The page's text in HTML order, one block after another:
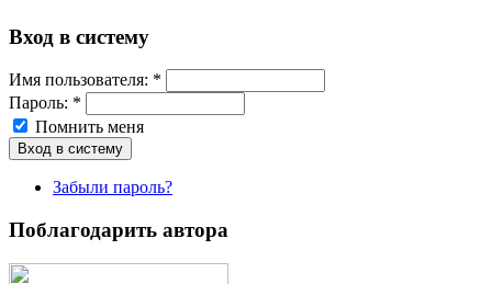
Вход в систему
Имя пoльзовaтeля: *
Пароль: *
Помнить меня
Забыли пароль?
Поблагодарить автора